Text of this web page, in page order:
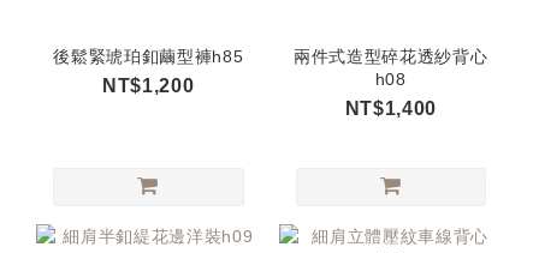
後鬆緊琥珀釦繭型褲h85
NT$1,200
兩件式造型碎花透紗背心
h08
NT$1,400